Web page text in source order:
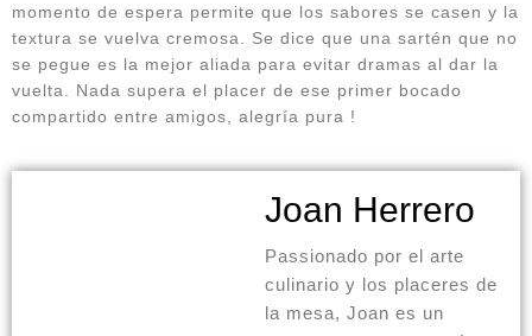
momento de espera permite que los sabores se casen y la
textura se vuelva cremosa. Se dice que una sartén que no
se pegue es la mejor aliada para evitar dramas al dar la
vuelta. Nada supera el placer de ese primer bocado
compartido entre amigos, alegría pura !
Joan Herrero
Passionado por el arte
culinario y los placeres de
la mesa, Joan es un